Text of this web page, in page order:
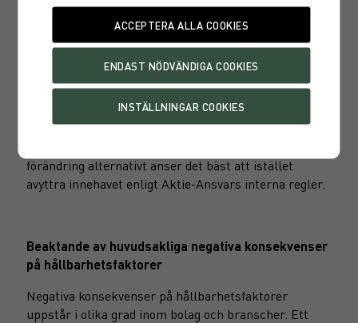
någon av nämnda konventioner och normer, eller om
verksamhet, så ska förvaltare inleda en process för
att söka information om och en förklaring till
anmärkningen. Analysen ligger till grund för att fatta
beslut om huruvida fonden kan fortsätta att äga
innehavet utan vidare åtgärd, ska inleda en
förändring alternativt anser det bäst att istället
avyttra innehavet enligt Aktie-Ansvars interna regler.
Beaktande av huvudsakliga negativa konsekvenser
på hållbarhetsfaktorer
Negativa konsekvenser på hållbarhetsfaktorer
uppstår i olika grad inom bolag och branscher. Ett